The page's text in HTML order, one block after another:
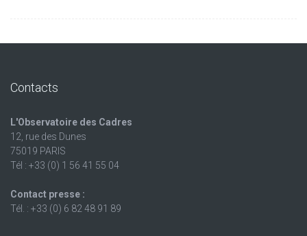
Contacts
L'Observatoire des Cadres
12, rue des Dunes
75019 PARIS
Tél : +33 (0) 1 56 41 55 04
Contact presse :
Tél. : +33 (0) 6 82 48 91 89